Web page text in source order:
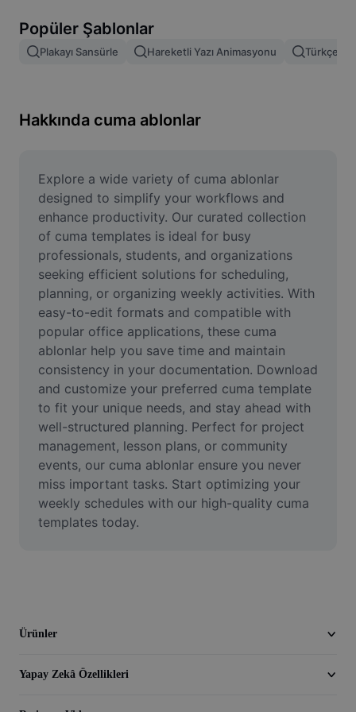
Resim birleştirme
Resmi Yeniden Boyutlandırma
Mizah Görseli Oluşturucu
AI Text Remover
AI People Remover
AI Inpainting
Face Cutout
Video
Video arka planını kaldırma
Kaliteyi artır
Video Düzenleyici
Videoyu Kesme
Videoya Yazı Ekleme
Popüler Şablonlar
Plakayı Sansürle Hareketli Yazı Animasyonu Türkçe
Hakkında cuma ablonlar
Explore a wide variety of cuma ablonlar
designed to simplify your workflows and
enhance productivity. Our curated collection
of cuma templates is ideal for busy
professionals, students, and organizations
seeking efficient solutions for scheduling,
planning, or organizing weekly activities. With
easy-to-edit formats and compatible with
popular office applications, these cuma
ablonlar help you save time and maintain
consistency in your documentation. Download
and customize your preferred cuma template
to fit your unique needs, and stay ahead with
well-structured planning. Perfect for project
management, lesson plans, or community
events, our cuma ablonlar ensure you never
miss important tasks. Start optimizing your
weekly schedules with our high-quality cuma
templates today.
Ürünler
Yapay Zekâ Özellikleri